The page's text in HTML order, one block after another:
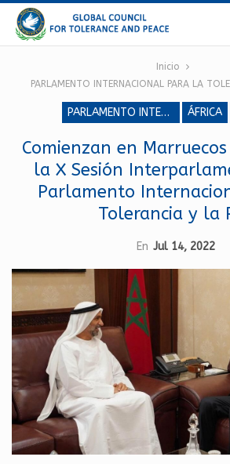
Inicio
PARLAMENTO INTERNACIONAL PARA LA
PARLAMENTO INTERNACIONAL PARA LA TOLERANCIA Y LA PAZ ÁFRICA
Comienzan en
la X Sesión
Parlamento
Tolerancia y la
En Jul 14, 2022